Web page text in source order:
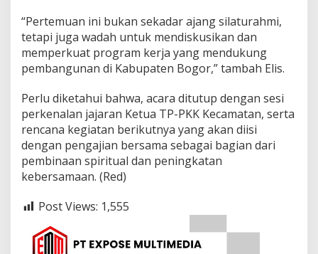
“Pertemuan ini bukan sekadar ajang silaturahmi,
tetapi juga wadah untuk mendiskusikan dan
memperkuat program kerja yang mendukung
pembangunan di Kabupaten Bogor,” tambah Elis.
Perlu diketahui bahwa, acara ditutup dengan sesi
perkenalan jajaran Ketua TP-PKK Kecamatan, serta
rencana kegiatan berikutnya yang akan diisi
dengan pengajian bersama sebagai bagian dari
pembinaan spiritual dan peningkatan
kebersamaan. (Red)
Post Views: 1,555